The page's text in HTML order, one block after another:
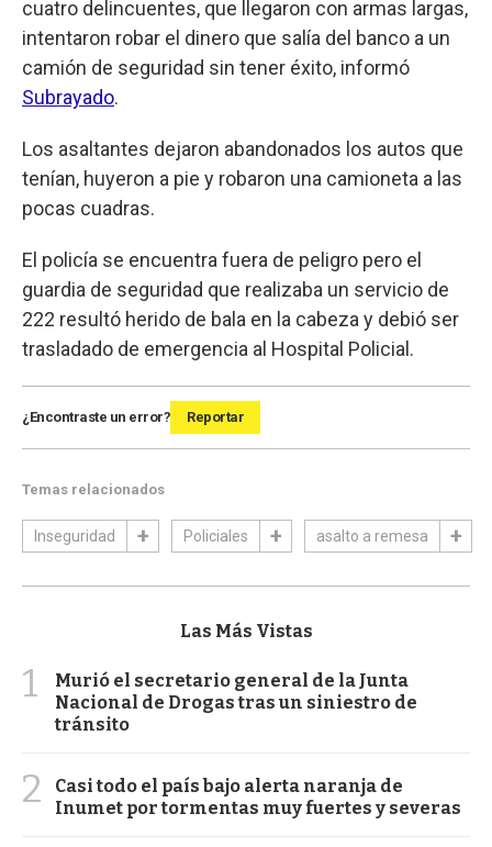
cuatro delincuentes, que llegaron con armas largas,
intentaron robar el dinero que salía del banco a un
camión de seguridad sin tener éxito, informó
Subrayado.
Los asaltantes dejaron abandonados los autos que
tenían, huyeron a pie y robaron una camioneta a las
pocas cuadras.
El policía se encuentra fuera de peligro pero el
guardia de seguridad que realizaba un servicio de
222 resultó herido de bala en la cabeza y debió ser
trasladado de emergencia al Hospital Policial.
¿Encontraste un error? Reportar
Temas relacionados
Inseguridad Policiales asalto a remesa
Las Más Vistas
1
Murió el secretario general de la Junta
Nacional de Drogas tras un siniestro de
tránsito
2
Casi todo el país bajo alerta naranja de
Inumet por tormentas muy fuertes y severas